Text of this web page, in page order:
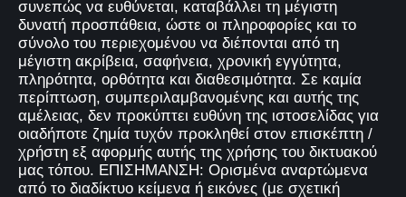
συνεπώς να ευθύνεται, καταβάλλει τη μέγιστη
δυνατή προσπάθεια, ώστε οι πληροφορίες και το
σύνολο του περιεχομένου να διέπονται από τη
μέγιστη ακρίβεια, σαφήνεια, χρονική εγγύτητα,
πληρότητα, ορθότητα και διαθεσιμότητα. Σε καμία
περίπτωση, συμπεριλαμβανομένης και αυτής της
αμέλειας, δεν προκύπτει ευθύνη της ιστοσελίδας για
οιαδήποτε ζημία τυχόν προκληθεί στον επισκέπτη /
χρήστη εξ αφορμής αυτής της χρήσης του δικτυακού
μας τόπου. ΕΠΙΣΗΜΑΝΣΗ: Ορισμένα αναρτώμενα
από το διαδίκτυο κείμενα ή εικόνες (με σχετική